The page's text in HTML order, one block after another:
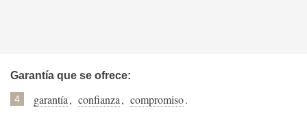
Garantía que se ofrece:
4 garantía, confianza, compromiso.